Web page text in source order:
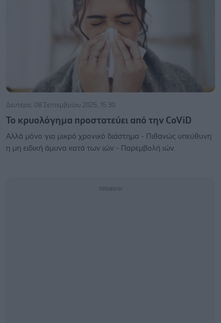
Δευτέρα, 08 Σεπτεμβρίου 2025, 15:30
Το κρυολόγημα προστατεύει από την CoViD
Αλλά μόνο για μικρό χρονικό διάστημα - Πιθανώς υπεύθυνη
η μη ειδική άμυνα κατά των ιών - Παρεμβολή ιών.